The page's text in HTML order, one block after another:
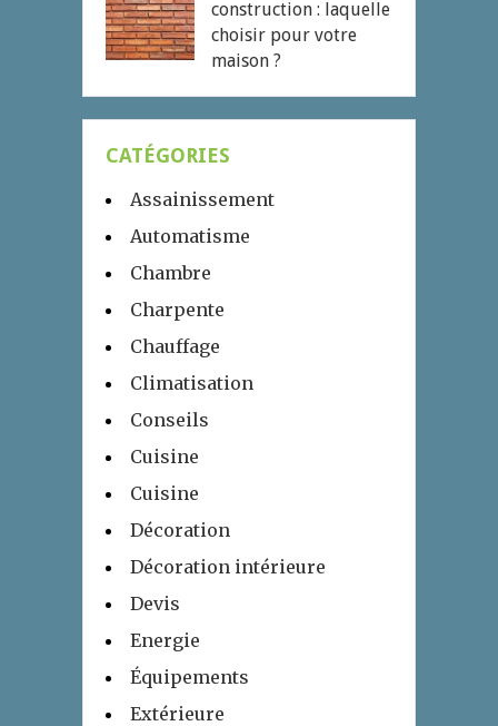
construction : laquelle
choisir pour votre
maison ?
CATÉGORIES
Assainissement
Automatisme
Chambre
Charpente
Chauffage
Climatisation
Conseils
Cuisine
Cuisine
Décoration
Décoration intérieure
Devis
Energie
Équipements
Extérieure